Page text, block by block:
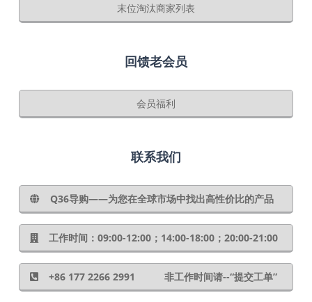
末位淘汰商家列表
回馈老会员
会员福利
联系我们
Q36导购——为您在全球市场中找出高性价比的产品
工作时间：09:00-12:00；14:00-18:00；20:00-21:00
+86 177 2266 2991 非工作时间请--“提交工单”